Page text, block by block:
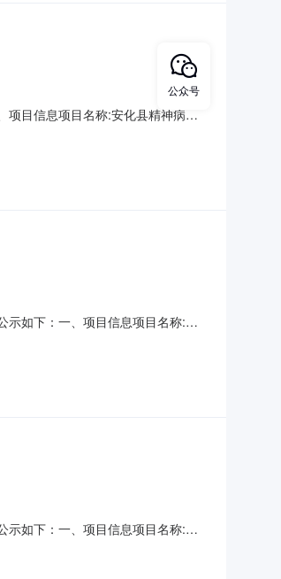
项目信息项目名称:安化县精神病防
位联系人和联系方式
示如下：一、项目信息项目名称:安
:安化县梅城镇道观村
示如下：一、项目信息项目名称:安
:安化县梅城镇道观村
公众号